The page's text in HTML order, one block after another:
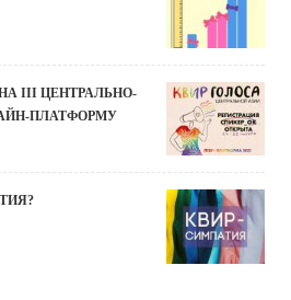
III ЦЕНТРАЛЬНО-
ПЛАТФОРМУ